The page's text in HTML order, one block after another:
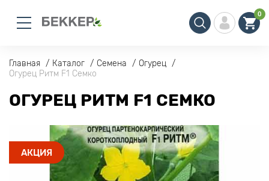
0
Главная Каталог Семена
Огурец
Огурец Ритм F1 Семко
ОГУРЕЦ РИТМ F1 СЕМКО
АКЦИЯ